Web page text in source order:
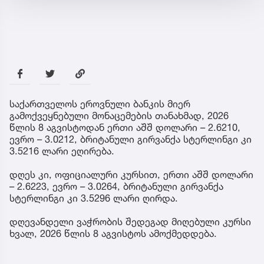
საქართველოს ეროვნული ბანკის მიერ
გამოქვეყნებული მონაცემების თანახმად, 2026
წლის 8 აგვისტოდან ერთი აშშ დოლარი – 2.6210,
ევრო – 3.0212, ბრიტანული გირვანქა სტერლინგი კი
3.5216 ლარი ეღირება.
დღეს კი, ოფიციალური კურსით, ერთი აშშ დოლარი
– 2.6223, ევრო – 3.0264, ბრიტანული გირვანქა
სტერლინგი კი 3.5296 ლარი ღირდა.
დღევანდელი ვაჭრობის შედეგად მიღებული კურსი
ხვალ, 2026 წლის 8 აგვისტოს ამოქმედდება.